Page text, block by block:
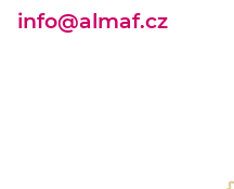
info@almaf.cz